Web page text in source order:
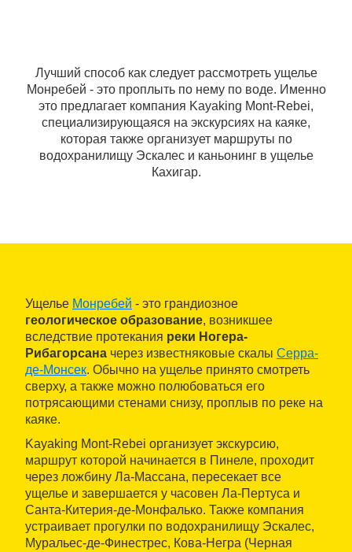
Лучший способ как следует рассмотреть ущелье
Монребей - это проплыть по нему по воде. Именно
это предлагает компания Kayaking Mont-Rebei,
специализирующаяся на экскурсиях на каяке,
которая также организует маршруты по
водохранилищу Эскалес и каньонинг в ущелье
Кахигар.
Ущелье Монребей - это грандиозное
геологическое образование, возникшее
вследствие протекания реки Ногера-
Рибагорсана через известняковые скалы Серра-
де-Монсек. Обычно на ущелье принято смотреть
сверху, а также можно полюбоваться его
потрясающими стенами снизу, проплыв по реке на
каяке.
Kayaking Mont-Rebei организует экскурсию,
маршрут которой начинается в Пинеле, проходит
через ложбину Ла-Массана, пересекает все
ущелье и завершается у часовен Ла-Пертуса и
Санта-Китерия-де-Монфалько. Также компания
устраивает прогулки по водохранилищу Эскалес,
Муральес-де-Финестрес, Кова-Негра (Черная